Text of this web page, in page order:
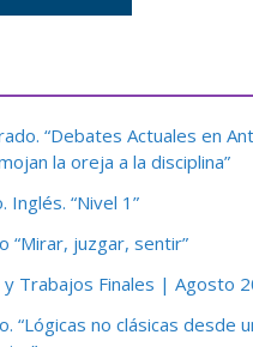
“Debates Actuales en
la oreja a la disciplina”
“Nivel 1”
“Mirar, juzgar, sentir”
Trabajos Finales | Agosto
“Lógicas no clásicas desde